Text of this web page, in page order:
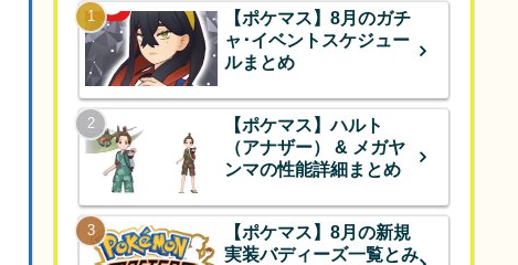
【ポケマス】8月のガチ
ャ･イベントスケジュー
ルまとめ
【ポケマス】ハルト
（アナザー） & メガヤ
ンマの性能詳細まとめ
【ポケマス】8月の新規
実装バディーズ一覧とみ